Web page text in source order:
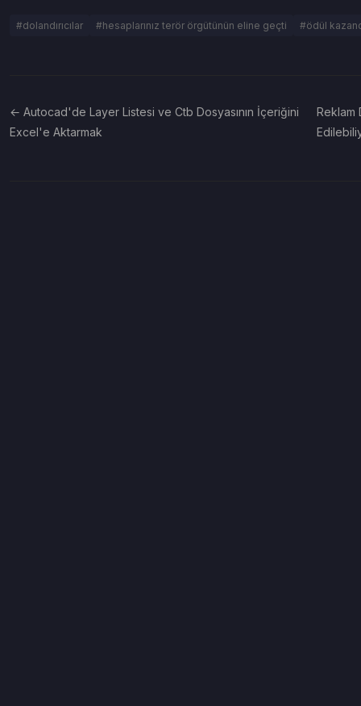
#dolandırıcılar #hesaplarınız terör örgütünün eline geçti #ödül
← Autocad'de Layer Listesi ve Ctb Dosyasının İçeriğini
Excel'e Aktarmak
Reklam